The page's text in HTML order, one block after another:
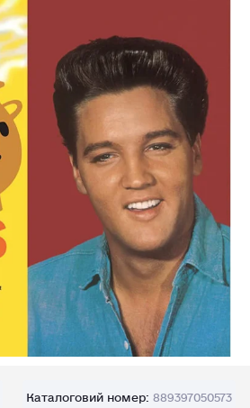
Каталоговий номер: 889397050573